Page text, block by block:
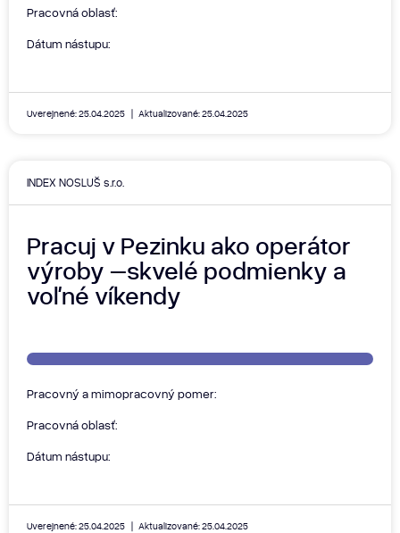
Pracovná oblasť:
Dátum nástupu:
Uverejnené: 25.04.2025 Aktualizované: 25.04.2025
INDEX NOSLUŠ s.r.o.
Pracuj v Pezinku ako operátor
výroby –skvelé podmienky a
voľné víkendy
Pracovný a mimopracovný pomer:
Pracovná oblasť:
Dátum nástupu:
Uverejnené: 25.04.2025 Aktualizované: 25.04.2025